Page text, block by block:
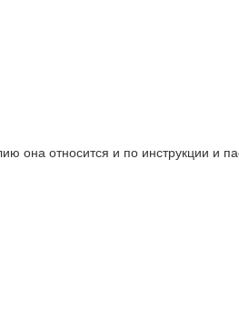
она относится и по инструкции и